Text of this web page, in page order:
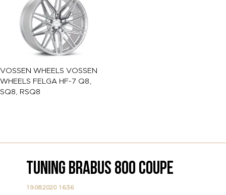
VOSSEN WHEELS VOSSEN
WHEELS FELGA HF-7 Q8,
SQ8, RSQ8
TUNING BRABUS 800 COUPE
19.08.2020 16:36